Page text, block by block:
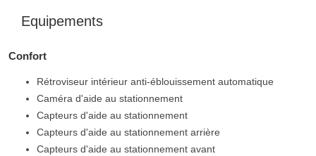
Equipements
Confort
Rétroviseur intérieur anti-éblouissement automatique
Caméra d'aide au stationnement
Capteurs d'aide au stationnement
Capteurs d'aide au stationnement arrière
Capteurs d'aide au stationnement avant